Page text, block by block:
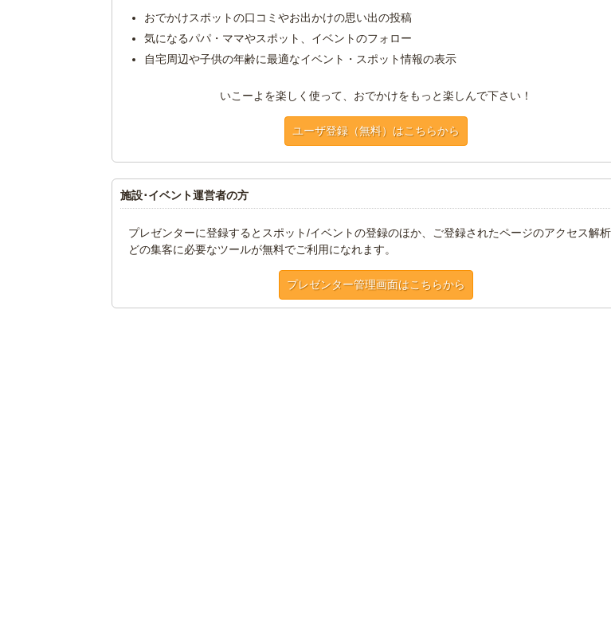
おでかけスポットの口コミやお出かけの思い出の投稿
気になるパパ・ママやスポット、イベントのフォロー
自宅周辺や子供の年齢に最適なイベント・スポット情報の表示
いこーよを楽しく使って、おでかけをもっと楽しんで下さい！
ユーザ登録（無料）はこちらから
施設･イベント運営者の方
プレゼンターに登録するとスポット/イベントの登録のほか、ご登録されたページのアクセス解
どの集客に必要なツールが無料でご利用になれます。
プレゼンター管理画面はこちらから